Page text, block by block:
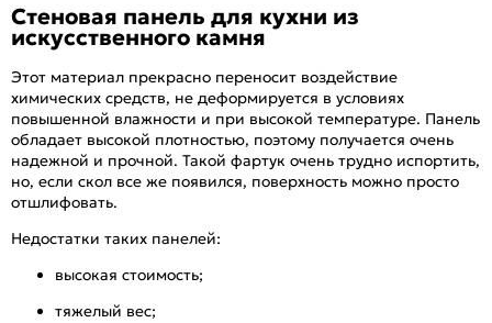
Стеновая панель для кухни из
искусственного камня
Этот материал прекрасно переносит воздействие
химических средств, не деформируется в условиях
повышенной влажности и при высокой температуре. Панель
обладает высокой плотностью, поэтому получается очень
надежной и прочной. Такой фартук очень трудно испортить,
но, если скол все же появился, поверхность можно просто
отшлифовать.
Недостатки таких панелей:
высокая стоимость;
тяжелый вес;